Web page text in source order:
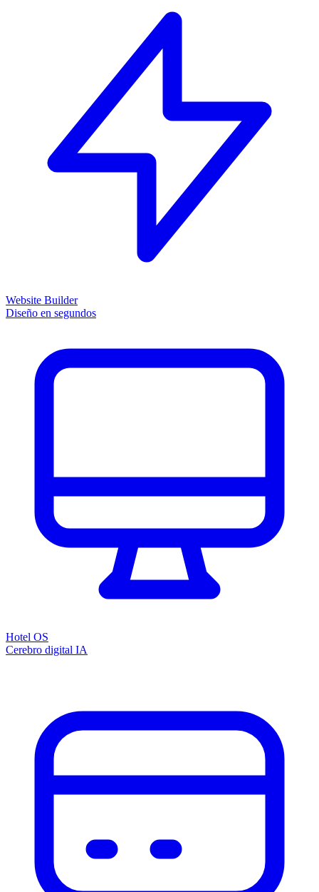
Website Builder
Diseño en segundos
Hotel OS
Cerebro digital IA